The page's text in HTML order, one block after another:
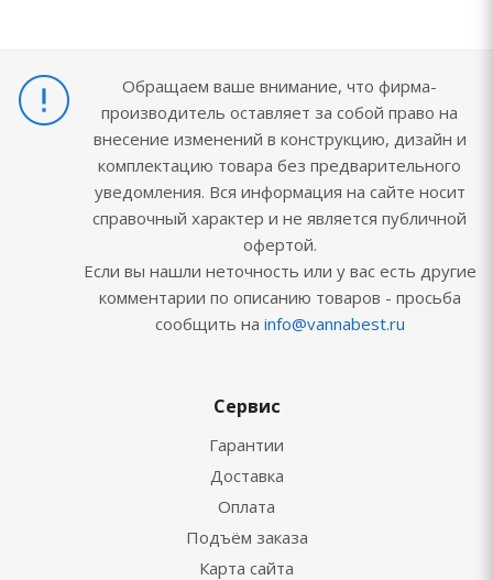
Обращаем ваше внимание, что фирма-
производитель оставляет за собой право на
внесение изменений в конструкцию, дизайн и
комплектацию товара без предварительного
уведомления. Вся информация на сайте носит
справочный характер и не является публичной
офертой.
Если вы нашли неточность или у вас есть другие
комментарии по описанию товаров - просьба
сообщить на info@vannabest.ru
Сервис
Гарантии
Доставка
Оплата
Подъём заказа
Карта сайта